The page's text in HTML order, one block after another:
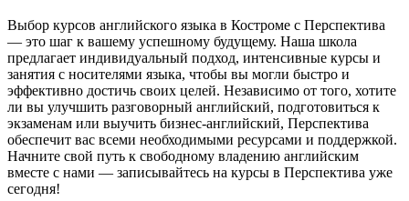
Выбор курсов английского языка в Костроме с Перспектива
— это шаг к вашему успешному будущему. Наша школа
предлагает индивидуальный подход, интенсивные курсы и
занятия с носителями языка, чтобы вы могли быстро и
эффективно достичь своих целей. Независимо от того, хотите
ли вы улучшить разговорный английский, подготовиться к
экзаменам или выучить бизнес-английский, Перспектива
обеспечит вас всеми необходимыми ресурсами и поддержкой.
Начните свой путь к свободному владению английским
вместе с нами — записывайтесь на курсы в Перспектива уже
сегодня!